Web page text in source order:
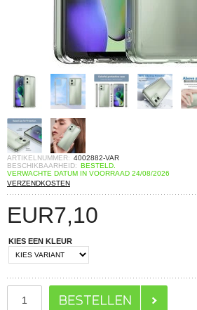
ARTIKELNUMMER: 4002882-VAR
BESCHIKBAARHEID: BESTELD.
VERWACHTE DATUM IN VOORRAAD 24/08/2026
VERZENDKOSTEN
EUR7,10
KIES EEN KLEUR